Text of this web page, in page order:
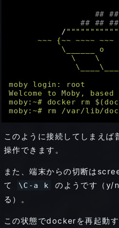
##
## ##
           /
"" "" "" "" ""
~~~ {~~ ~~~~ ~~~
\______ o
\    \
moby login: root
Welcome to Moby,
moby:~# docker rm
このように接続してしまえ
操作できます。
また、端末からの切断は
て
\C-a k
のようです（y/
る）。
この状態でdockerを再起動